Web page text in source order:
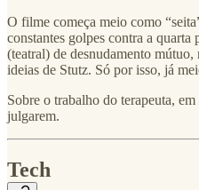
O filme começa meio como
constantes golpes contra a quarta
(teatral) de desnudamento
ideias de Stutz. Só por isso, já
Sobre o trabalho do terapeuta,
julgarem.
Tech